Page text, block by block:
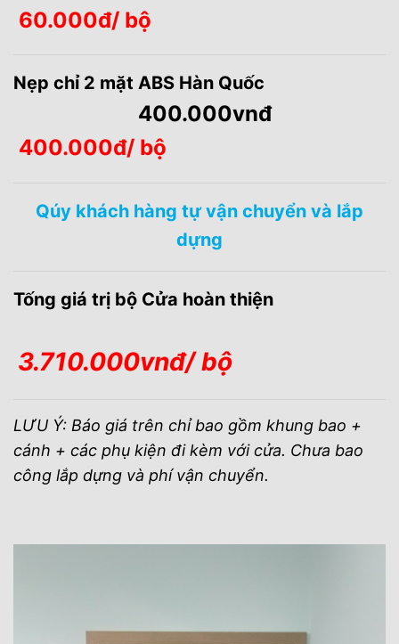
60.000đ/ bộ
Nẹp chỉ 2 mặt ABS Hàn Quốc
400.000vnđ
400.000đ/ bộ
Qúy khách hàng tự vận chuyển và lắp
dựng
Tống giá trị bộ Cửa hoàn thiện
3.710.000vnđ/ bộ
LƯU Ý: Báo giá trên chỉ bao gồm khung bao +
cánh + các phụ kiện đi kèm với cửa. Chưa bao
công lắp dựng và phí vận chuyển.